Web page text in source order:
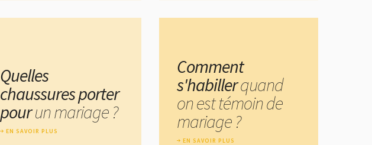
Quelles
chaussures porter
pourun mariage ?
EN SAVOIR PLUS
Comment
s'habillerquand
on est témoin de
mariage ?
EN SAVOIR PLUS